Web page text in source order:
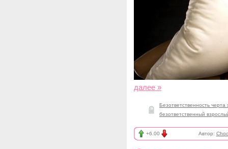
далее »
Безответственность черта
безответственный
+6.00 Автор: